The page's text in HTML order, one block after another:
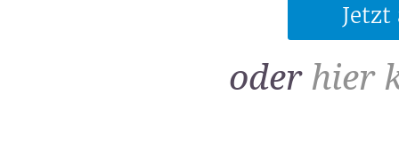
oder hier